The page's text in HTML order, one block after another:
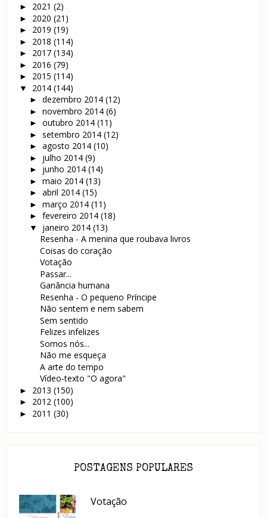
► 2021(2)
► 2020(21)
► 2019(19)
► 2018(114)
► 2017(134)
► 2016(79)
► 2015(114)
▼ 2014(144)
► dezembro 2014 (12)
► novembro 2014 (6)
► outubro 2014 (11)
► setembro 2014 (12)
► agosto 2014 (10)
► julho 2014 (9)
► junho 2014 (14)
► maio 2014 (13)
► abril 2014 (15)
► março 2014 (11)
► fevereiro 2014 (18)
▼ janeiro 2014 (13)
Resenha - A menina que roubava livros
Coisas do coração
Votação
Passar...
Ganância humana
Resenha - O pequeno Príncipe
Não sentem e nem sabem
Sem sentido
Felizes infelizes
Somos nós...
Não me esqueça
A arte do tempo
Vídeo-texto "O agora"
► 2013(150)
► 2012(100)
► 2011(30)
POSTAGENS POPULARES
Votação